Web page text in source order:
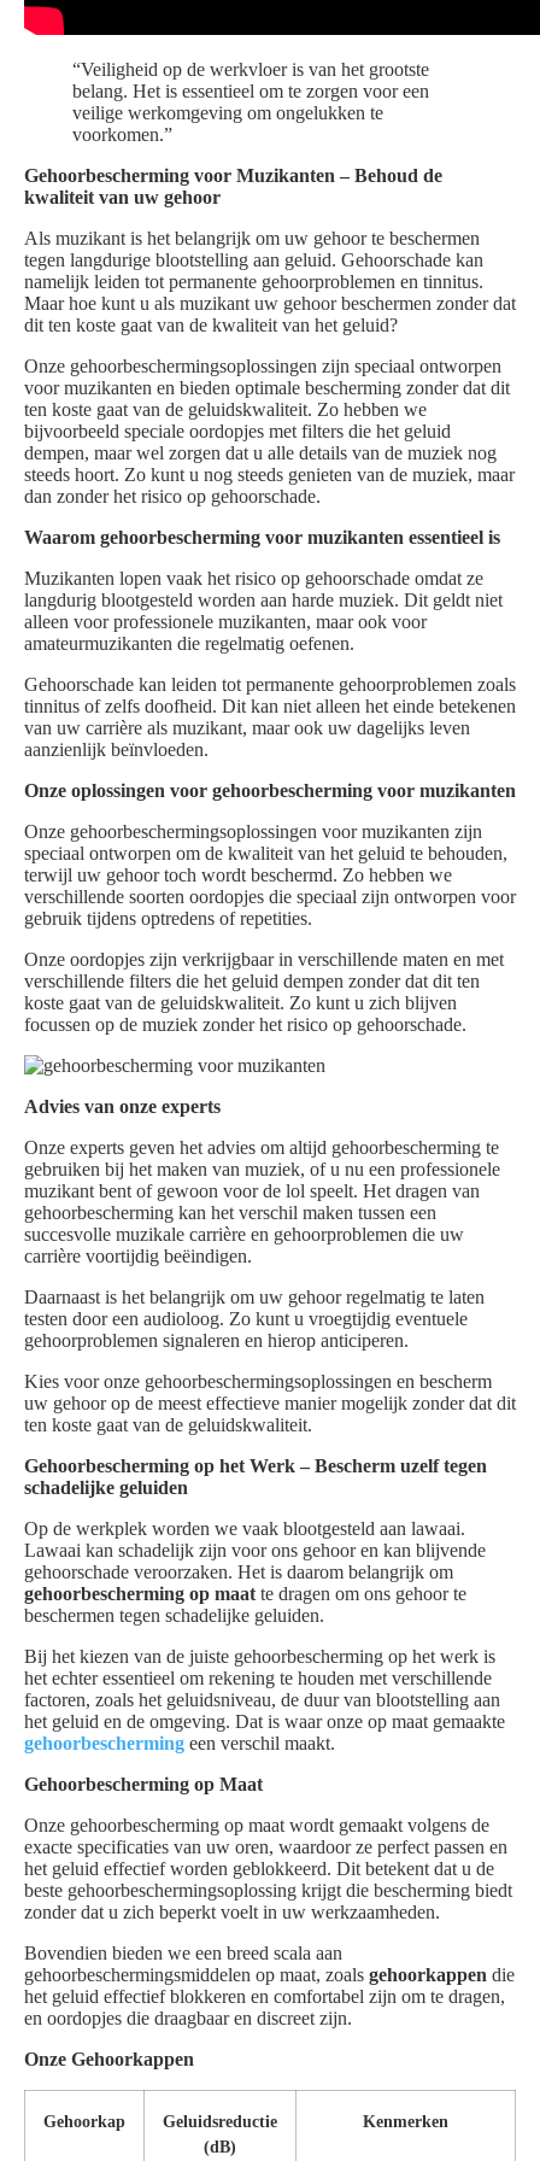
“Veiligheid op de werkvloer is van het grootste
belang. Het is essentieel om te zorgen voor een
veilige werkomgeving om ongelukken te
voorkomen.”
Gehoorbescherming voor Muzikanten – Behoud de
kwaliteit van uw gehoor
Als muzikant is het belangrijk om uw gehoor te beschermen
tegen langdurige blootstelling aan geluid. Gehoorschade kan
namelijk leiden tot permanente gehoorproblemen en tinnitus.
Maar hoe kunt u als muzikant uw gehoor beschermen zonder dat
dit ten koste gaat van de kwaliteit van het geluid?
Onze gehoorbeschermingsoplossingen zijn speciaal ontworpen
voor muzikanten en bieden optimale bescherming zonder dat dit
ten koste gaat van de geluidskwaliteit. Zo hebben we
bijvoorbeeld speciale oordopjes met filters die het geluid
dempen, maar wel zorgen dat u alle details van de muziek nog
steeds hoort. Zo kunt u nog steeds genieten van de muziek, maar
dan zonder het risico op gehoorschade.
Waarom gehoorbescherming voor muzikanten essentieel is
Muzikanten lopen vaak het risico op gehoorschade omdat ze
langdurig blootgesteld worden aan harde muziek. Dit geldt niet
alleen voor professionele muzikanten, maar ook voor
amateurmuzikanten die regelmatig oefenen.
Gehoorschade kan leiden tot permanente gehoorproblemen zoals
tinnitus of zelfs doofheid. Dit kan niet alleen het einde betekenen
van uw carrière als muzikant, maar ook uw dagelijks leven
aanzienlijk beïnvloeden.
Onze oplossingen voor gehoorbescherming voor muzikanten
Onze gehoorbeschermingsoplossingen voor muzikanten zijn
speciaal ontworpen om de kwaliteit van het geluid te behouden,
terwijl uw gehoor toch wordt beschermd. Zo hebben we
verschillende soorten oordopjes die speciaal zijn ontworpen voor
gebruik tijdens optredens of repetities.
Onze oordopjes zijn verkrijgbaar in verschillende maten en met
verschillende filters die het geluid dempen zonder dat dit ten
koste gaat van de geluidskwaliteit. Zo kunt u zich blijven
focussen op de muziek zonder het risico op gehoorschade.
Advies van onze experts
Onze experts geven het advies om altijd gehoorbescherming te
gebruiken bij het maken van muziek, of u nu een professionele
muzikant bent of gewoon voor de lol speelt. Het dragen van
gehoorbescherming kan het verschil maken tussen een
succesvolle muzikale carrière en gehoorproblemen die uw
carrière voortijdig beëindigen.
Daarnaast is het belangrijk om uw gehoor regelmatig te laten
testen door een audioloog. Zo kunt u vroegtijdig eventuele
gehoorproblemen signaleren en hierop anticiperen.
Kies voor onze gehoorbeschermingsoplossingen en bescherm
uw gehoor op de meest effectieve manier mogelijk zonder dat dit
ten koste gaat van de geluidskwaliteit.
Gehoorbescherming op het Werk – Bescherm uzelf tegen
schadelijke geluiden
Op de werkplek worden we vaak blootgesteld aan lawaai.
Lawaai kan schadelijk zijn voor ons gehoor en kan blijvende
gehoorschade veroorzaken. Het is daarom belangrijk om
gehoorbescherming op maat te dragen om ons gehoor te
beschermen tegen schadelijke geluiden.
Bij het kiezen van de juiste gehoorbescherming op het werk is
het echter essentieel om rekening te houden met verschillende
factoren, zoals het geluidsniveau, de duur van blootstelling aan
het geluid en de omgeving. Dat is waar onze op maat gemaakte
gehoorbescherming een verschil maakt.
Gehoorbescherming op Maat
Onze gehoorbescherming op maat wordt gemaakt volgens de
exacte specificaties van uw oren, waardoor ze perfect passen en
het geluid effectief worden geblokkeerd. Dit betekent dat u de
beste gehoorbeschermingsoplossing krijgt die bescherming biedt
zonder dat u zich beperkt voelt in uw werkzaamheden.
Bovendien bieden we een breed scala aan
gehoorbeschermingsmiddelen op maat, zoals gehoorkappen die
het geluid effectief blokkeren en comfortabel zijn om te dragen,
en oordopjes die draagbaar en discreet zijn.
Onze Gehoorkappen
Gehoorkap
Geluidsreductie
(dB)
Kenmerken